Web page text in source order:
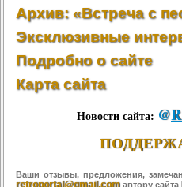
Архив: «Встреча с
Эксклюзивные
Подробно о сайте
Карта сайта
Новости сайта: @
Ваши отзывы, предложения,
retroportal@gmail.com автору сайта